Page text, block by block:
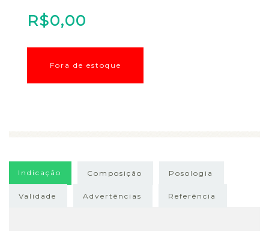
R$0,00
Fora de estoque
Indicação Composição Posologia
Validade Advertências Referência